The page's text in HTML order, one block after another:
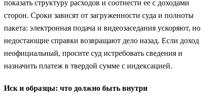
показать структуру расходов и соотнести ее с доходами
сторон. Сроки зависят от загруженности суда и полноты
пакета: электронная подача и видеозаседания ускоряют, но
недостающие справки возвращают дело назад. Если доход
неофициальный, просите суд истребовать сведения и
назначить платеж в твердой сумме с индексацией.
Иск и образцы: что должно быть внутри